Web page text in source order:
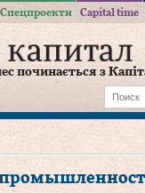
Спецпроекти Capital time
починається з